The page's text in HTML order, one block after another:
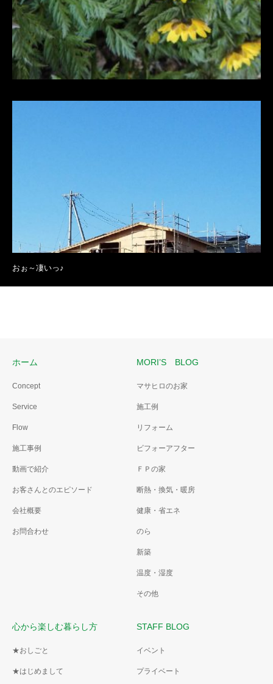
おぉ～凄いっ♪
ホーム
Concept
Service
Flow
施工事例
動画で紹介
お客さんとのエピソード
会社概要
お問合わせ
MORI’S BLOG
マサヒロのお家
施工例
リフォーム
ビフォーアフター
ＦＰの家
断熱・換気・暖房
健康・省エネ
のら
新築
温度・湿度
その他
心から楽しむ暮らし方
★おしごと
★はじめまして
STAFF BLOG
イベント
プライベート